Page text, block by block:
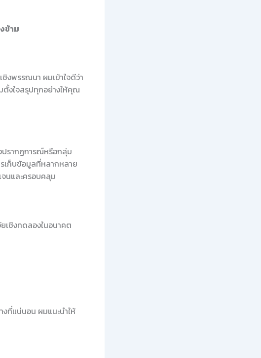
ข้าม
งพรรณนา ผมเข้าใจดีว่า
งใจสรุปทุกอย่างให้คุณ
ปรากฏการณ์หรือกลุ่ม
รเก็บข้อมูลที่หลากหลาย
นและครอบคลุม
เชิงทดลองในอนาคต
งที่แน่นอน ผมแนะนำให้